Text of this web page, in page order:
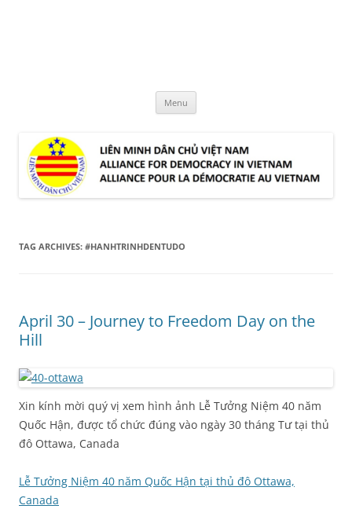
Menu
TAG ARCHIVES: #HANHTRINHDENTUDO
April 30 – Journey to Freedom Day on the
Hill
Xin kính mời quý vị xem hình ảnh Lễ Tưởng Niệm 40 năm
Quốc Hận, được tổ chức đúng vào ngày 30 tháng Tư tại thủ
đô Ottawa, Canada
Lễ Tưởng Niệm 40 năm Quốc Hận tại thủ đô Ottawa,
Canada